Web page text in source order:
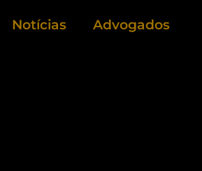
Notícias Advogados